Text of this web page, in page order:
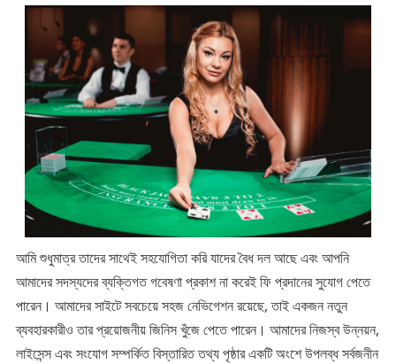
আমি শুধুমাত্র তাদের সাথেই সহযোগিতা করি যাদের বৈধ দল আছে এবং আপনি
আমাদের সদস্যদের ব্যক্তিগত গবেষণা প্রকাশ না করেই ফি প্রদানের সুযোগ পেতে
পারেন। আমাদের সাইটে সবচেয়ে সহজ নেভিগেশন রয়েছে, তাই একজন নতুন
ব্যবহারকারীও তার প্রয়োজনীয় জিনিস খুঁজে পেতে পারেন। আমাদের নিজস্ব উন্নয়ন,
লাইসেন্স এবং সংযোগ সম্পর্কিত বিস্তারিত তথ্য পৃষ্ঠার একটি অংশে উপলব্ধ সর্বজনীন